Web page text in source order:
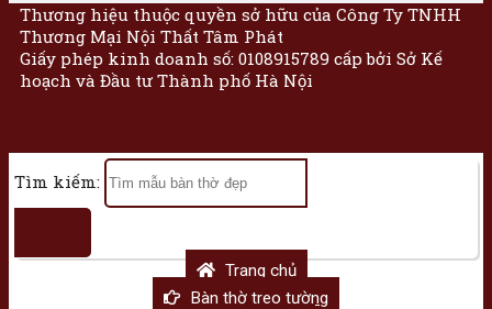
Thương hiệu thuộc quyền sở hữu của Công Ty TNHH
Thương Mại Nội Thất Tâm Phát
Giấy phép kinh doanh số: 0108915789 cấp bởi Sở Kế
hoạch và Đầu tư Thành phố Hà Nội
Tìm kiếm:
Trang chủ
Bàn thờ treo tường